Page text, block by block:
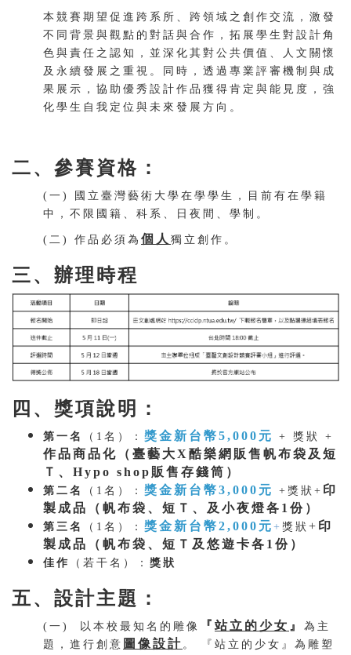
本競賽期望促進跨系所、跨領域之創作交流，激發
不同背景與觀點的對話與合作，拓展學生對設計角
色與責任之認知，並深化其對公共價值、人文關懷
及永續發展之重視。同時，透過專業評審機制與成
果展示，協助優秀設計作品獲得肯定與能見度，強
化學生自我定位與未來發展方向。
二、參賽資格：
(一) 國立臺灣藝術大學在學學生，目前有在學籍
中，不限國籍、科系、日夜間、學制。
(二) 作品必須為 個人 獨立創作。
三、辦理時程
四、獎項說明：
第一名 （1名）： 獎金新台幣5,000元 + 獎狀 +
作品商品化（臺藝大X酷樂網販售帆布袋及短
Ｔ、Hypo shop販售存錢筒）
第二名 （1名）： 獎金新台幣3,000元 +獎狀+ 印
製成品（帆布袋、短Ｔ、及小夜燈各1份）
第三名 （1名）： 獎金新台幣2,000元 + 獎狀 + 印
製成品（帆布袋、短Ｔ及悠遊卡各1份）
佳作 （若干名）： 獎狀
五、設計主題：
(一) 以本校最知名的雕像 『 站立的少女 』 為主
題，進行創意 圖像設計 。 『站立的少女』為雕塑